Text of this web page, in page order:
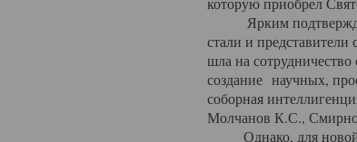
Ярким
стали и
шла на
создание научных,
соборная
Молчанов К.С.,
Однако, для новой